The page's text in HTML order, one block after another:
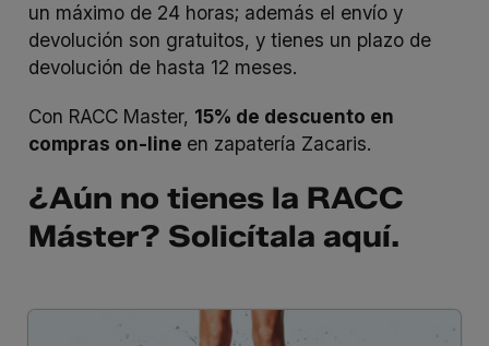
un máximo de 24 horas; además el envío y
devolución son gratuitos, y tienes un plazo de
devolución de hasta 12 meses.
Con RACC Master, 15% de descuento en
compras on-line en zapatería Zacaris.
¿Aún no tienes la RACC
Máster? Solicítala aquí.